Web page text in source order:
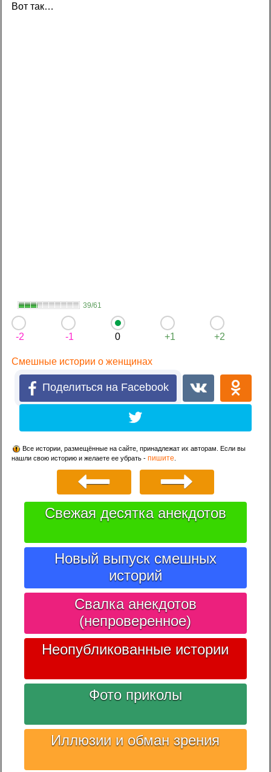
Вот так…
39/61
-2 -1 0 +1 +2
Смешные истории о женщинах
Поделиться на Facebook
Все истории, размещённые на сайте, принадлежат их авторам. Если вы
нашли свою историю и желаете ее убрать -пишите
Свежая десятка анекдотов
Новый выпуск смешных
историй
Свалка анекдотов
(непроверенное)
Неопубликованные истории
Фото приколы
Иллюзии и обман зрения